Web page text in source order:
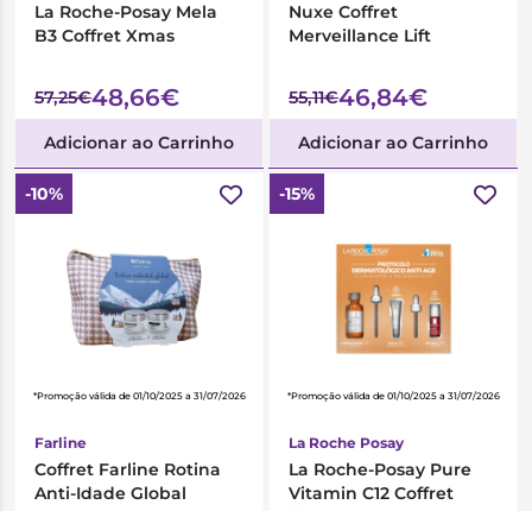
La Roche-Posay Mela
B3 Coffret Xmas
57,25€48,66€
Adicionar ao Carrinho
Nuxe Coffret
Merveillance Lift
55,11€46,84€
Adicionar ao Carrinho
-10%
*Promoção válida de 01/10/2025 a 31/07/2026
Farline
Coffret Farline Rotina
Anti-Idade Global
-15%
*Promoção válida de 01/10/2025 a 31/07/2026
La Roche Posay
La Roche-Posay Pure
Vitamin C12 Coffret